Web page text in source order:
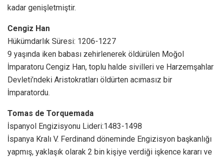
kadar genişletmiştir.
Cengiz Han
Hükümdarlık Süresi: 1206-1227
9 yaşında iken babası zehirlenerek öldürülen Moğol
İmparatoru Cengiz Han, toplu halde sivilleri ve Harzemşahlar
Devleti’ndeki Aristokratları öldürten acımasız bir
İmparatordu.
Tomas de Torquemada
İspanyol Engizisyonu Lideri:1483-1498
İspanya Kralı V. Ferdinand döneminde Engizisyon başkanlığı
yapmış, yaklaşık olarak 2 bin kişiye verdiği işkence kararı ve